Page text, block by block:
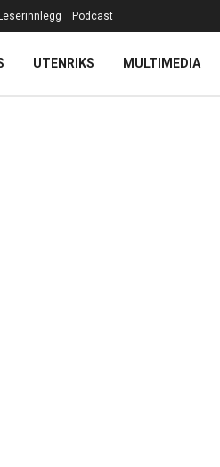
Leserinnlegg Podcast
UTENRIKS MULTIMEDIA